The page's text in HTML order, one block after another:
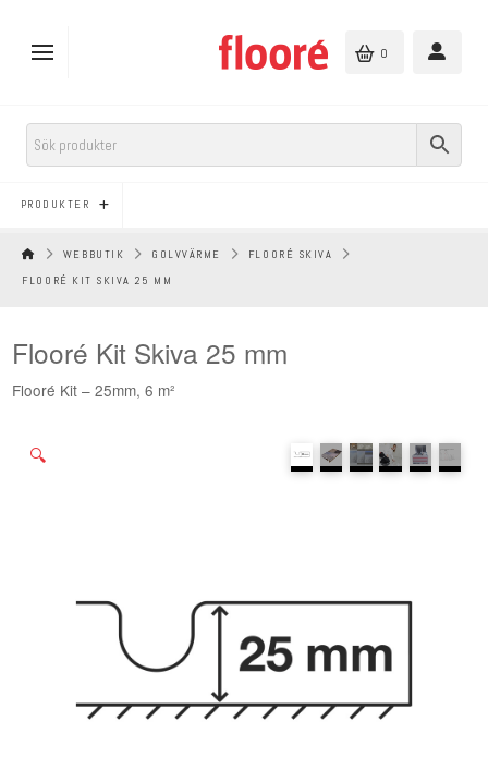
0
PRODUKTER
HEM WEBBUTIK GOLVVÄRME
FLOORÉ SKIVA
FLOORÉ KIT SKIVA 25 MM
🔍
Flooré Kit Skiva 25 mm
Flooré Kit – 25mm, 6 m²